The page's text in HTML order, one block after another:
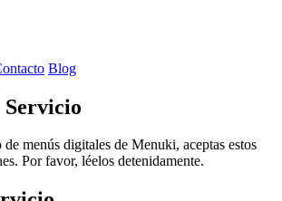
Blog
Servicio
menús digitales de Menuki, aceptas estos
Por favor, léelos detenidamente.